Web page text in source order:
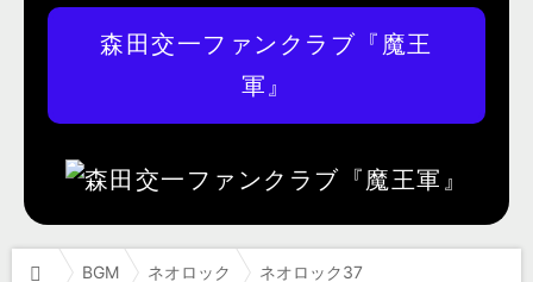
森田交一ファンクラブ『魔王
軍』
BGM ネオロック ネオロック37